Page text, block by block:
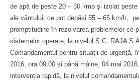
de apă de peste 20 – 30 l/mp şi izolat
ale vântului, ce pot depăși 55 – 65 km/h,
promptitudine în rezolvarea problemelor ce
sistemelor operate, la nivelul S.C. RAJA
Comandamentul pentru situaţii de urgenţă,
2016, ora 09,00 și până mâine, 04 mai
intervenția rapidă, la nivelul